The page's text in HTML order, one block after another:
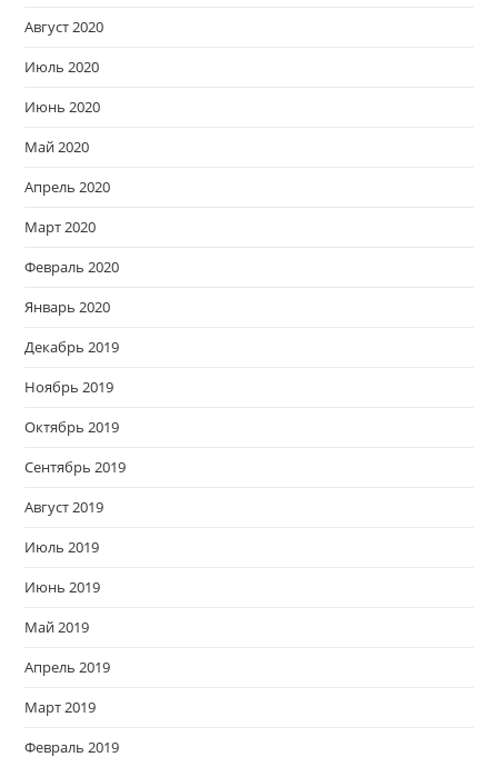
Август 2020
Июль 2020
Июнь 2020
Май 2020
Апрель 2020
Март 2020
Февраль 2020
Январь 2020
Декабрь 2019
Ноябрь 2019
Октябрь 2019
Сентябрь 2019
Август 2019
Июль 2019
Июнь 2019
Май 2019
Апрель 2019
Март 2019
Февраль 2019